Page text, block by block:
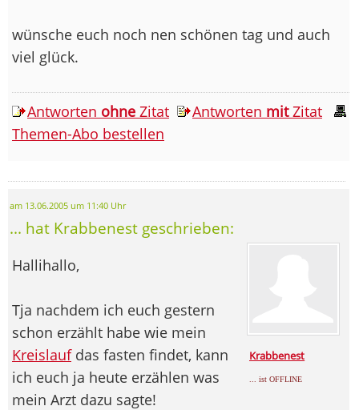
wünsche euch noch nen schönen tag und auch
viel glück.
Antworten ohne Zitat Antworten mitZitat
Themen-Abo bestellen
am 13.06.2005 um 11:40 Uhr
... hat Krabbenest geschrieben:
Krabbenest
... ist OFFLINE
Hallihallo,
Tja nachdem ich euch gestern
schon erzählt habe wie mein
Kreislaufdas fasten findet, kann
ich euch ja heute erzählen was
mein Arzt dazu sagte!